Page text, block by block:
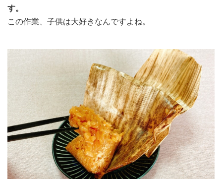
す。
この作業、子供は大好きなんですよね。